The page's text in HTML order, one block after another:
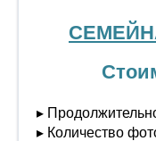
▸
▸ Количество